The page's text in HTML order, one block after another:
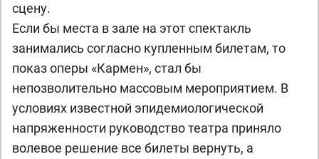
сцену.
Если бы места в зале на этот спектакль
занимались согласно купленным билетам, то
показ оперы «Кармен», стал бы
непозволительно массовым мероприятием. В
условиях известной эпидемиологической
напряженности руководство театра приняло
волевое решение все билеты вернуть, а